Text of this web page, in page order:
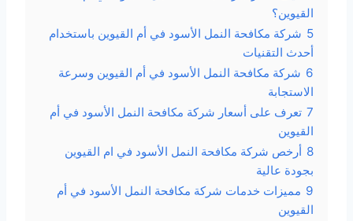
القيوين؟
5 شركة مكافحة النمل الأسود في أم القيوين باستخدام
أحدث التقنيات
6 شركة مكافحة النمل الأسود في أم القيوين وسرعة
الاستجابة
7 تعرف على أسعار شركة مكافحة النمل الأسود في أم
القيوين
8 أرخص شركة مكافحة النمل الأسود في ام القيوين
بجودة عالية
9 مميزات خدمات شركة مكافحة النمل الأسود في أم
القيوين